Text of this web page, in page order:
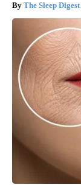
The Sleep Digest